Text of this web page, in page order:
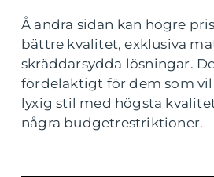
Å andra sidan kan högre
bättre kvalitet, exklusiva
skräddarsydda lösningar.
fördelaktigt för dem som
lyxig stil med högsta
några budgetrestriktioner.